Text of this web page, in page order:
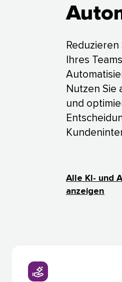
Ihres
Nutzen Sie
und
Alle KI- und
anzeigen​​